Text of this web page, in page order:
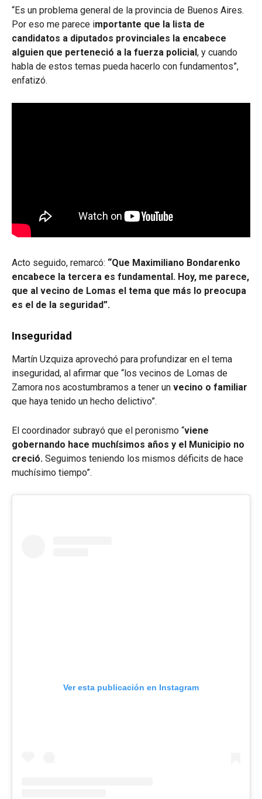
“Es un problema general de la provincia de Buenos Aires.
Por eso me parece importante que la lista de
candidatos a diputados provinciales la encabece
alguien que perteneció a la fuerza policial, y cuando
habla de estos temas pueda hacerlo con fundamentos”,
enfatizó.
Acto seguido, remarcó: “Que Maximiliano Bondarenko
encabece la tercera es fundamental. Hoy, me parece,
que al vecino de Lomas el tema que más lo preocupa
es el de la seguridad”.
Inseguridad
Martín Uzquiza aprovechó para profundizar en el tema
inseguridad, al afirmar que “los vecinos de Lomas de
Zamora nos acostumbramos a tener un vecino o familiar
que haya tenido un hecho delictivo”.
El coordinador subrayó que el peronismo “viene
gobernando hace muchísimos años y el Municipio no
creció. Seguimos teniendo los mismos déficits de hace
muchísimo tiempo”.
Ver esta publicación en Instagram